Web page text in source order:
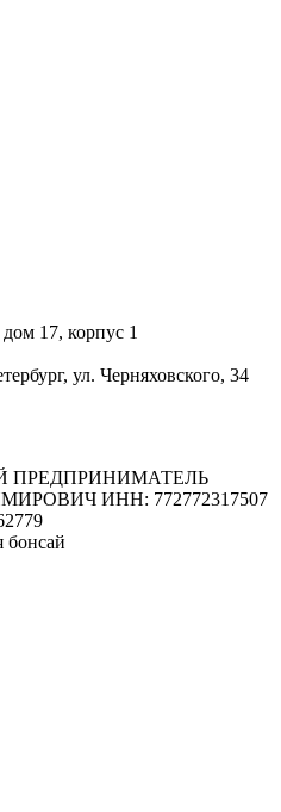
17, корпус 1
ул. Черняховского, 34
ПРЕДПРИНИМАТЕЛЬ
ИНН: 772772317507